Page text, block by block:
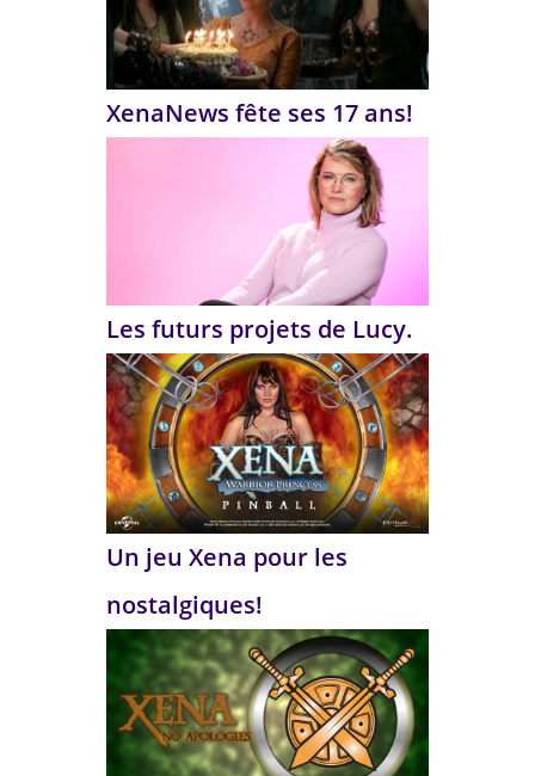
XenaNews fête ses 17 ans!
Les futurs projets de Lucy.
Un jeu Xena pour les
nostalgiques!